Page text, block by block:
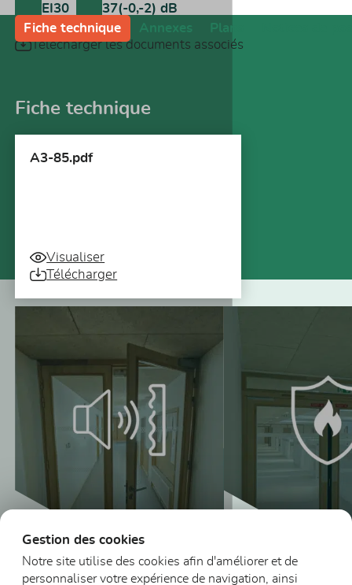
EI30 37(-0,-2) dB
Télécharger les documents associés
Fiche technique Annexes Plans
Fiche technique
A3-85.pdf
Visualiser
Télécharger
Gestion des cookies
Notre site utilise des cookies afin d'améliorer et de
personnaliser votre expérience de navigation, ainsi